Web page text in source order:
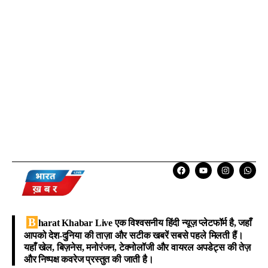
B harat Khabar Liveएक विश्वसनीय हिंदी न्यूज़ प्लेटफॉर्म है, जहाँ
आपको देश-दुनिया की ताज़ा और सटीक खबरें सबसे पहले मिलती हैं।
यहाँ खेल, बिज़नेस, मनोरंजन, टेक्नोलॉजी और वायरल अपडेट्स की तेज़
और निष्पक्ष कवरेज प्रस्तुत की जाती है।